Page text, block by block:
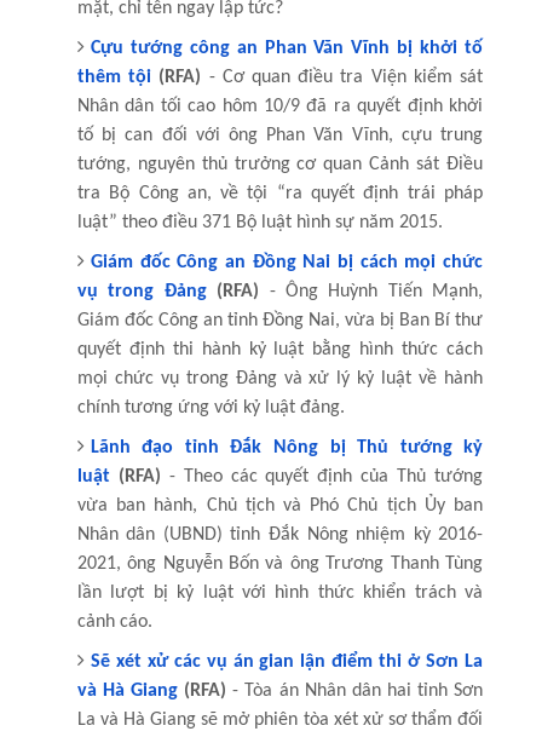
mặt, chỉ tên ngay lập tức?
Cựu tướng công an Phan Văn Vĩnh bị khởi tố
thêm tội (RFA) - Cơ quan điều tra Viện kiểm sát
Nhân dân tối cao hôm 10/9 đã ra quyết định khởi
tố bị can đối với ông Phan Văn Vĩnh, cựu trung
tướng, nguyên thủ trưởng cơ quan Cảnh sát Điều
tra Bộ Công an, về tội “ra quyết định trái pháp
luật” theo điều 371 Bộ luật hình sự năm 2015.
Giám đốc Công an Đồng Nai bị cách mọi chức
vụ trong Đảng(RFA) - Ông Huỳnh Tiến Mạnh,
Giám đốc Công an tỉnh Đồng Nai, vừa bị Ban Bí thư
quyết định thi hành kỷ luật bằng hình thức cách
mọi chức vụ trong Đảng và xử lý kỷ luật về hành
chính tương ứng với kỷ luật đảng.
Lãnh đạo tỉnh Đắk Nông bị Thủ tướng kỷ
luật(RFA) - Theo các quyết định của Thủ tướng
vừa ban hành, Chủ tịch và Phó Chủ tịch Ủy ban
Nhân dân (UBND) tỉnh Đắk Nông nhiệm kỳ 2016-
2021, ông Nguyễn Bốn và ông Trương Thanh Tùng
lần lượt bị kỷ luật với hình thức khiển trách và
cảnh cáo.
Sẽ xét xử các vụ án gian lận điểm thi ở Sơn La
và Hà Giang (RFA) - Tòa án Nhân dân hai tỉnh Sơn
La và Hà Giang sẽ mở phiên tòa xét xử sơ thẩm đối